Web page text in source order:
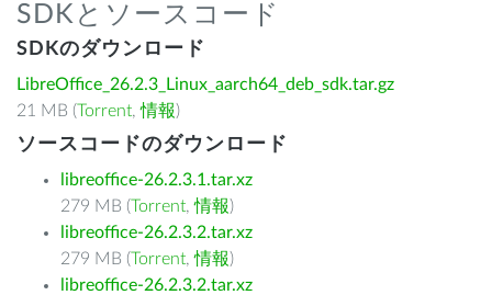
SDKとソースコード
SDKのダウンロード
LibreOffice_26.2.3_Linux_aarch64_deb_sdk.tar.gz
21 MB (Torrent,情報)
ソースコードのダウンロード
libreoffice-26.2.3.1.tar.xz
279 MB (Torrent,情報)
libreoffice-26.2.3.2.tar.xz
279 MB (Torrent,情報)
libreoffice-26.2.3.2.tar.xz